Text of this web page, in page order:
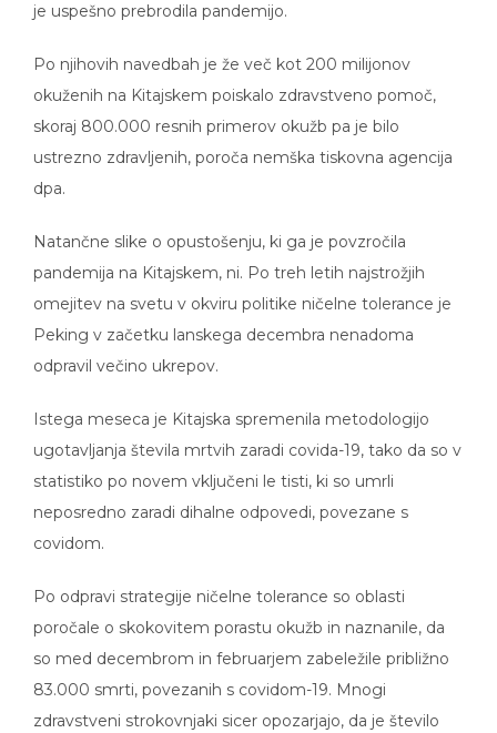
je uspešno prebrodila pandemijo.
Po njihovih navedbah je že več kot 200 milijonov
okuženih na Kitajskem poiskalo zdravstveno pomoč,
skoraj 800.000 resnih primerov okužb pa je bilo
ustrezno zdravljenih, poroča nemška tiskovna agencija
dpa.
Natančne slike o opustošenju, ki ga je povzročila
pandemija na Kitajskem, ni. Po treh letih najstrožjih
omejitev na svetu v okviru politike ničelne tolerance je
Peking v začetku lanskega decembra nenadoma
odpravil večino ukrepov.
Istega meseca je Kitajska spremenila metodologijo
ugotavljanja števila mrtvih zaradi covida-19, tako da so v
statistiko po novem vključeni le tisti, ki so umrli
neposredno zaradi dihalne odpovedi, povezane s
covidom.
Po odpravi strategije ničelne tolerance so oblasti
poročale o skokovitem porastu okužb in naznanile, da
so med decembrom in februarjem zabeležile približno
83.000 smrti, povezanih s covidom-19. Mnogi
zdravstveni strokovnjaki sicer opozarjajo, da je število